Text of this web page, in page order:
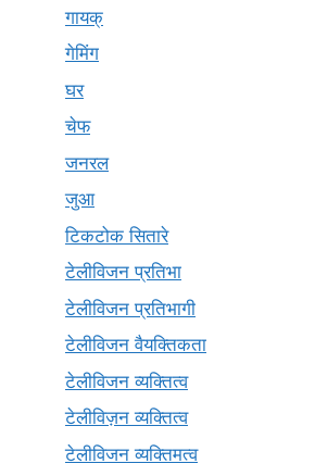
गायक्
गेमिंग
घर
चेफ
जनरल
जुआ
टिकटोक सितारे
टेलीविजन प्रतिभा
टेलीविजन प्रतिभागी
टेलीविजन वैयक्तिकता
टेलीविजन व्यक्तित्व
टेलीविज़न व्यक्तित्व
टेलीविजन व्यक्तिमत्व